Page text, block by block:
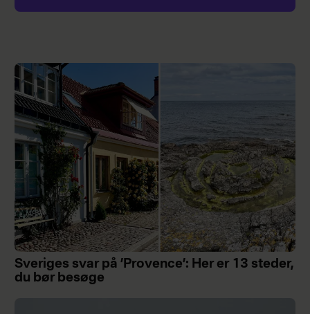
Sveriges svar på ’Provence’: Her er 13 steder,
du bør besøge